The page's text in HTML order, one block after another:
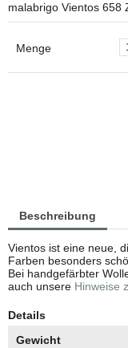
malabrigo Vientos 658
Menge
Beschreibung
Vientos ist eine neue,
Farben besonders
Bei handgefärbter
auch unsere Hinweise
Details
Gewicht